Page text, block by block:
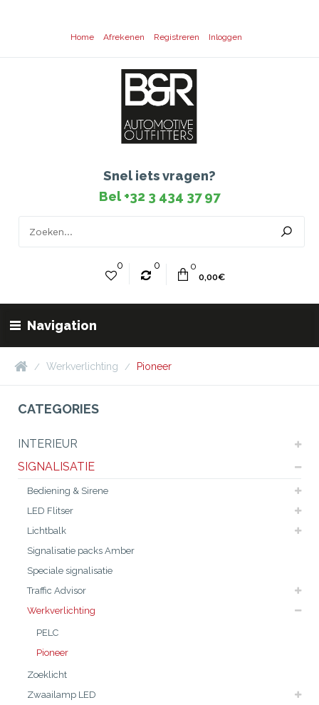
Home Afrekenen Registreren Inloggen
Snel iets vragen?
Bel +32 3 434 37 97
0 0
0
0,00€
Navigation
Werkverlichting Pioneer
CATEGORIES
INTERIEUR
SIGNALISATIE
Bediening & Sirene
LED Flitser
Lichtbalk
Signalisatie packs Amber
Speciale signalisatie
Traffic Advisor
Werkverlichting
PELC
Pioneer
Zoeklicht
Zwaailamp LED